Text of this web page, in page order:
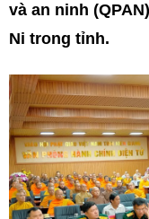
và an ninh
Ni trong tỉnh.